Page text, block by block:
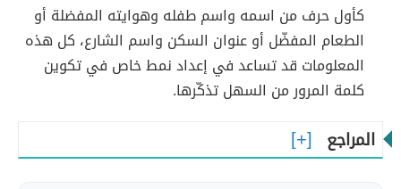
كأول حرف من اسمه واسم طفله وهوايته المفضلة أو
الطعام المفضّل أو عنوان السكن واسم الشارع، كل هذه
المعلومات قد تساعد في إعداد نمط خاص في تكوين
كلمة المرور من السهل تذكّرها.
المراجع